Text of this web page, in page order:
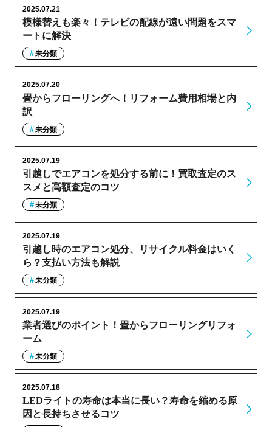
模様替えも楽々！テレビの配線が遠い問題をスマ
ートに解決
2025.07.21
未分類
畳からフローリングへ！リフォーム費用相場と内
訳
2025.07.20
未分類
引越しでエアコンを処分する前に！買取査定のス
スメと高額査定のコツ
2025.07.19
未分類
引越し時のエアコン処分、リサイクル料金はいく
ら？支払い方法も解説
2025.07.19
未分類
業者選びのポイント！畳からフローリングリフォ
ーム
2025.07.19
未分類
LEDライトの寿命は本当に長い？寿命を縮める原
因と長持ちさせるコツ
2025.07.18